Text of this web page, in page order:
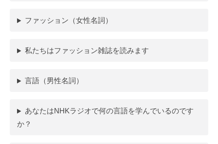
ファッション（女性名詞）
私たちはファッション雑誌を読みます
言語（男性名詞）
あなたはNHKラジオで何の言語を学んでいるのです
か？